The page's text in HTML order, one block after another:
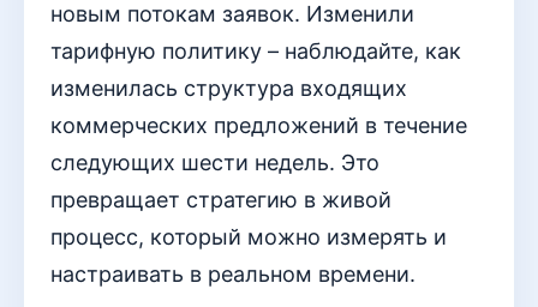
новым потокам заявок. Изменили
тарифную политику – наблюдайте, как
изменилась структура входящих
коммерческих предложений в течение
следующих шести недель. Это
превращает стратегию в живой
процесс, который можно измерять и
настраивать в реальном времени.